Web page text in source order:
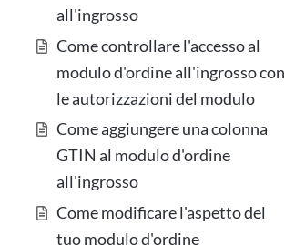
all'ingrosso
Come controllare l'accesso al
modulo d'ordine all'ingrosso con
le autorizzazioni del modulo
Come aggiungere una colonna
GTIN al modulo d'ordine
all'ingrosso
Come modificare l'aspetto del
tuo modulo d'ordine